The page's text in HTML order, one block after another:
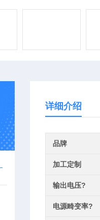
详细介绍
品牌
加工定制
输出电压?
电源畸变率?